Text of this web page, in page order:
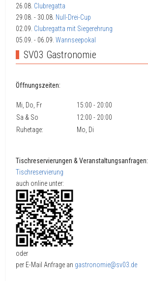
26.08. Clubregatta
29.08. - 30.08. Null-Drei-Cup
02.09. Clubregatta mit Siegerehrung
05.09. - 06.09. Wannseepokal
SV03 Gastronomie
Öffnungszeiten:
Mi, Do, Fr
15:00 - 20:00
Sa & So
12:00 - 20:00
Ruhetage:
Mo, Di
Tischreservierungen & Veranstaltungsanfragen:
Tischreservierung
auch online unter:
oder
per E-Mail Anfrage an gastronomie@sv03.de